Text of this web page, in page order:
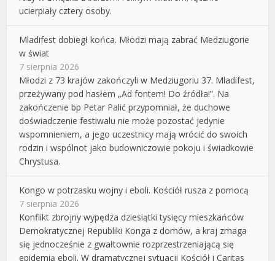
ucierpiały cztery osoby.
Mladifest dobiegł końca. Młodzi mają zabrać Medziugorie
w świat
7 sierpnia 2026
Młodzi z 73 krajów zakończyli w Medziugoriu 37. Mladifest,
przeżywany pod hasłem „Ad fontem! Do źródła!”. Na
zakończenie bp Petar Palić przypomniał, że duchowe
doświadczenie festiwalu nie może pozostać jedynie
wspomnieniem, a jego uczestnicy mają wrócić do swoich
rodzin i wspólnot jako budowniczowie pokoju i świadkowie
Chrystusa.
Kongo w potrzasku wojny i eboli. Kościół rusza z pomocą
7 sierpnia 2026
Konflikt zbrojny wypędza dziesiątki tysięcy mieszkańców
Demokratycznej Republiki Konga z domów, a kraj zmaga
się jednocześnie z gwałtownie rozprzestrzeniającą się
epidemią eboli. W dramatycznej sytuacji Kościół i Caritas